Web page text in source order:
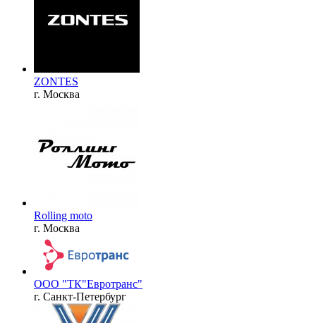
ZONTES
г. Москва
Rolling moto
г. Москва
ООО "ТК"Евротранс"
г. Санкт-Петербург